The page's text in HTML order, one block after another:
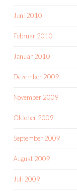
Juni 2010
Februar 2010
Januar 2010
Dezember 2009
November 2009
Oktober 2009
September 2009
August 2009
Juli 2009